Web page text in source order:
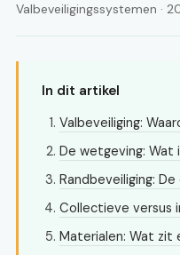
Valbeveiligingssystemen ·
In dit artikel
Valbeveiliging:
De wetgeving: Wat
Randbeveiliging:
Collectieve versus
Materialen: Wat zit